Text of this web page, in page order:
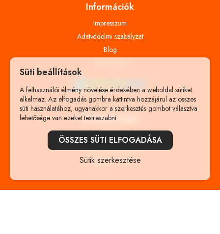
Információk
Impresszum
Adatvédelmi szabályzat
Blog
Elérhetőségek
Szeged
+36 70 272-19-39
info@gerivideo.hu
Süti beállítások
A felhasználói élmény növelése érdekében a weboldal sütiket
alkalmaz. Az elfogadás gombra kattintva hozzájárul az összes
süti használatához, ugyanakkor a szerkesztés gombot választva
lehetősége van ezeket testreszabni.
ÖSSZES SÜTI ELFOGADÁSA
Sütik szerkesztése